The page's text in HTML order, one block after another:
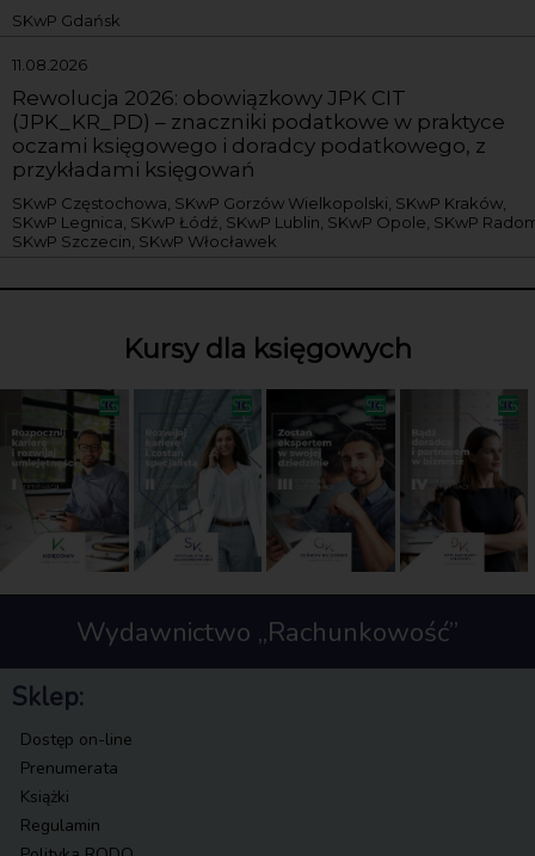
SKwP Gdańsk
11.08.2026
Rewolucja 2026: obowiązkowy JPK CIT
(JPK_KR_PD) – znaczniki podatkowe w praktyce
oczami księgowego i doradcy podatkowego, z
przykładami księgowań
SKwP Częstochowa, SKwP Gorzów Wielkopolski, SKwP Kraków,
SKwP Legnica, SKwP Łódź, SKwP Lublin, SKwP Opole, SKwP
SKwP Szczecin, SKwP Włocławek
Kursy dla księgowych
Wydawnictwo „Rachunkowość”
Sklep:
Dostęp on-line
Prenumerata
Książki
Regulamin